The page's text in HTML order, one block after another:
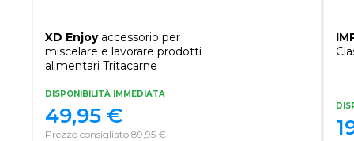
XD Enjoyaccessorio per
miscelare e lavorare prodotti
alimentari Tritacarne
DISPONIBILITÀ IMMEDIATA
Prezzo consigliato 89,95 €
49,95 €